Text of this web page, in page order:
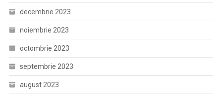
decembrie 2023
noiembrie 2023
octombrie 2023
septembrie 2023
august 2023